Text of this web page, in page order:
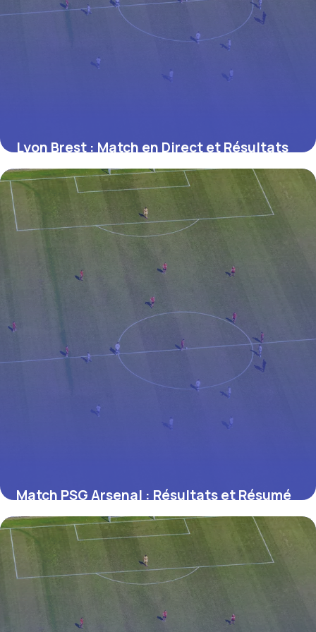
Lyon Brest : Match en Direct et Résultats
26 juin 2026
Match PSG Arsenal : Résultats et Résumé
Complet 2026
24 juin 2026